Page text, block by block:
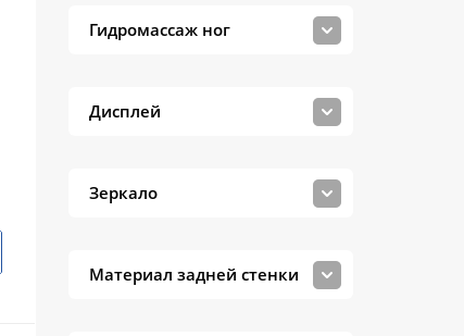
Гидромассаж ног
Дисплей
Зеркало
Материал задней стенки